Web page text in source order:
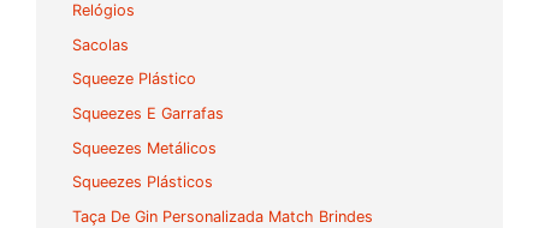
Relógios
Sacolas
Squeeze Plástico
Squeezes E Garrafas
Squeezes Metálicos
Squeezes Plásticos
Taça De Gin Personalizada Match Brindes